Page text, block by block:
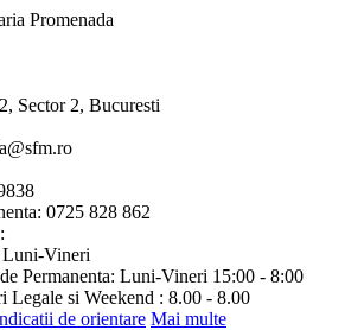
Promenada
Sector 2, Bucuresti
0725 828 862
Luni-Vineri
Permanenta: Luni-Vineri 15:00 - 8:00
Legale si Weekend : 8.00 - 8.00
de orientare Mai multe